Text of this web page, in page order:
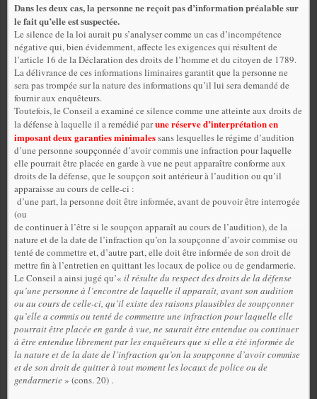
Dans les deux cas, la personne ne reçoit pas d’information préalable sur
le fait qu’elle est suspectée.
Le silence de la loi aurait pu s’analyser comme un cas d’incompétence
négative qui, bien évidemment, affecte les exigences qui résultent de
l’article 16 de la Déclaration des droits de l’homme et du citoyen de 1789.
La délivrance de ces informations liminaires garantit que la personne ne
sera pas trompée sur la nature des informations qu’il lui sera demandé de
fournir aux enquêteurs.
Toutefois, le Conseil a examiné ce silence comme une atteinte aux droits de
la défense à laquelle il a remédié parune réserve d’interprétation en
imposant deux garanties minimalessans lesquelles le régime d’audition
d’une personne soupçonnée d’avoir commis une infraction pour laquelle
elle pourrait être placée en garde à vue ne peut apparaître conforme aux
droits de la défense, que le soupçon soit antérieur à l’audition ou qu’il
apparaisse au cours de celle-ci :
d’une part, la personne doit être informée, avant de pouvoir être interrogée
(ou
de continuer à l’être si le soupçon apparaît au cours de l’audition), de la
nature et de la date de l’infraction qu’on la soupçonne d’avoir commise ou
tenté de commettre et, d’autre part, elle doit être informée de son droit de
mettre fin à l’entretien en quittant les locaux de police ou de gendarmerie.
Le Conseil a ainsi jugé qu’« il résulte du respect des droits de la défense
qu’une personne à l’encontre de laquelle il apparaît, avant son audition
ou au cours de celle-ci, qu’il existe des raisons plausibles de soupçonner
qu’elle a commis ou tenté de commettre une infraction pour laquelle elle
pourrait être placée en garde à vue, ne saurait être entendue ou continuer
à être entendue librement par les enquêteurs que si elle a été informée de
la nature et de la date de l’infraction qu’on la soupçonne d’avoir commise
et de son droit de quitter à tout moment les locaux de police ou de
gendarmerie» (cons. 20) .